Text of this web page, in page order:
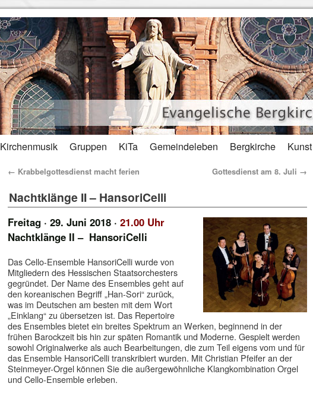
Kirchenmusik Gruppen KiTa Gemeindeleben Bergkirche
← Krabbelgottesdienst macht ferien Gottesdienst am 8. Juli →
Nachtklänge II – HansoriCelli
Freitag · 29. Juni 2018 · 21.00 Uhr
Nachtklänge II – HansoriCelli
Das Cello-Ensemble HansoriCelli wurde von
Mitgliedern des Hessischen Staatsorchesters
gegründet. Der Name des Ensembles geht auf
den koreanischen Begriff „Han-Sori“ zurück,
was im Deutschen am besten mit dem Wort
„Einklang“ zu übersetzen ist. Das Repertoire
des Ensembles bietet ein breites Spektrum an Werken, beginnend in der
frühen Barockzeit bis hin zur späten Romantik und Moderne. Gespielt werden
sowohl Originalwerke als auch Bearbeitungen, die zum Teil eigens vom und für
das Ensemble HansoriCelli transkribiert wurden. Mit Christian Pfeifer an der
Steinmeyer-Orgel können Sie die außergewöhnliche Klangkombination Orgel
und Cello-Ensemble erleben.